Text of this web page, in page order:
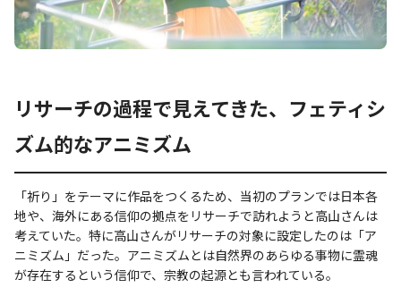
リサーチの過程で見えてきた、フェティシ
ズム的なアニミズム
「祈り」をテーマに作品をつくるため、当初のプランでは日本各
地や、海外にある信仰の拠点をリサーチで訪れようと高山さんは
考えていた。特に高山さんがリサーチの対象に設定したのは「ア
ニミズム」だった。アニミズムとは自然界のあらゆる事物に霊魂
が存在するという信仰で、宗教の起源とも言われている。